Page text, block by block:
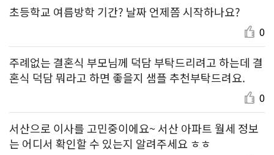
초등학교 여름방학 기간? 날짜 언제쯤 시작하나요?
0
주례없는 결혼식 부모님께 덕담 부탁드리려고 하는데 결
혼식 덕담 뭐라고 하면 좋을지 샘플 추천부탁드려요.
0
서산으로 이사를 고민중이에요~ 서산 아파트 월세 정보
는 어디서 확인할 수 있는지 알려주세요 ㅎㅎ